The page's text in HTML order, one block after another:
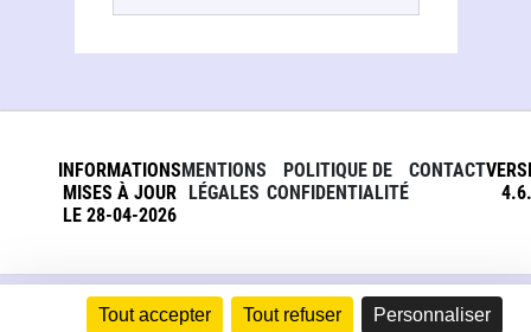
Tout accepter Tout refuser Personnaliser
INFORMATIONS
MISES À JOUR
LE 28-04-2026
MENTIONS
LÉGALES
POLITIQUE DE
CONFIDENTIALITÉ
CONTACT